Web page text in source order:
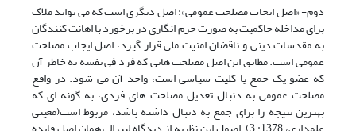
دوم- «اصل ایجاب مصلحت عمومی»: اصل دیگری است که می تواند ملاک
برای مداخله حاکمیت به صورت جرم انگاری در برخورد با اهانت کنندگان
به مقدسات دینی و ناقضان امنیت ملی قرار گیرد، اصل ایجاب مصلحت
عمومی است. مطابق این اصل مصلحت هایی که فرد فی نفسه به خاطر آن
که عضو یک جمع یا کلیت سیاسی است، واجد آن می شود. در واقع
مصلحت عمومی به دنبال تعدیل مصلحت های فردی، به گونه ای که
بهترین نتیجه را برای جمع به دنبال داشته باشد، مربوط است(معینی